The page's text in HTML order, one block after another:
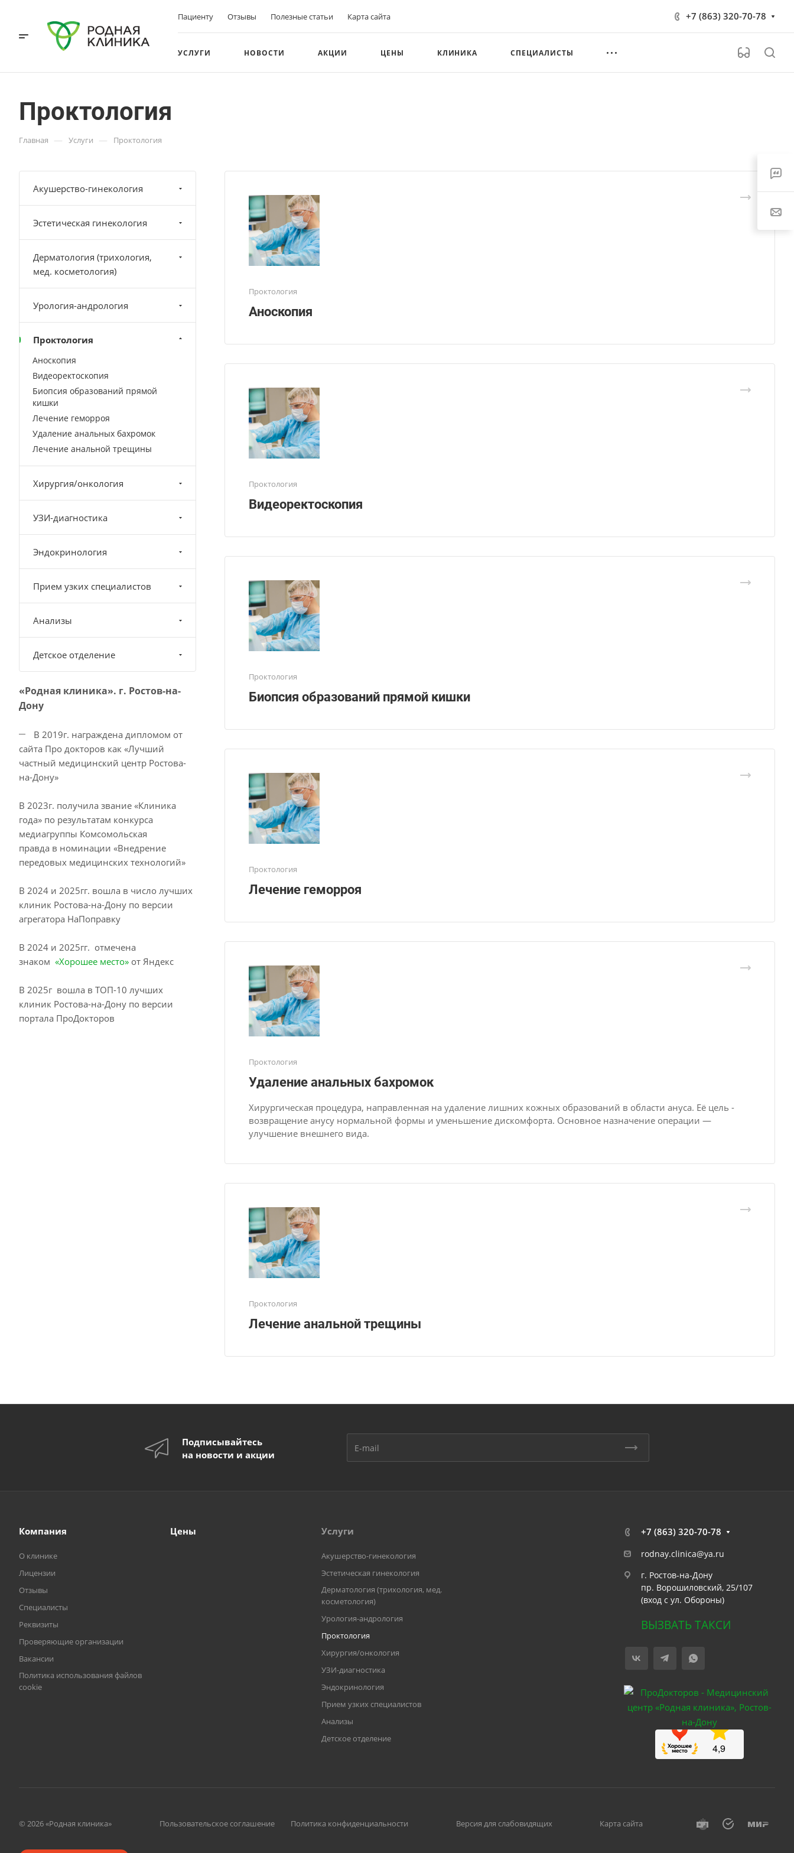
Пациенту Отзывы Полезные статьи Карта сайта +7 (863) 320-70-78
УСЛУГИ НОВОСТИ АКЦИИ ЦЕНЫ КЛИНИКА СПЕЦИАЛИСТЫ
Проктология
Главная — Услуги — Проктология
Проктология
Аноскопия
Проктология
Видеоректоскопия
Проктология
Биопсия образований прямой кишки
Проктология
Лечение геморроя
Проктология
Удаление анальных бахромок
Хирургическая процедура, направленная на удаление лишних кожных образований в области ануса. Её цель -
возвращение анусу нормальной формы и уменьшение дискомфорта. Основное назначение операции —
улучшение внешнего вида.
Проктология
Лечение анальной трещины
Акушерство-гинекология
Эстетическая гинекология
Дерматология (трихология,
мед. косметология)
Урология-андрология
Проктология
Аноскопия
Видеоректоскопия
Биопсия образований прямой
кишки
Лечение геморроя
Удаление анальных бахромок
Лечение анальной трещины
Хирургия/онкология
УЗИ-диагностика
Эндокринология
Прием узких специалистов
Анализы
Детское отделение
«Родная клиника». г. Ростов-на-
Дону
В 2019г. награждена дипломом от
сайта Про докторов как «Лучший
частный медицинский центр Ростова-
на-Дону»
В 2023г. получила звание «Клиника
года» по результатам конкурса
медиагруппы Комсомольская
правда в номинации «Внедрение
передовых медицинских технологий»
В 2024 и 2025гг. вошла в число лучших
клиник Ростова-на-Дону по версии
агрегатора НаПоправку
В 2024 и 2025гг. отмечена
знаком «Хорошее место» от Яндекс
В 2025г вошла в ТОП-10 лучших
клиник Ростова-на-Дону по версии
портала ПроДокторов
Подписывайтесь
на новости и акции
Компания
О клинике
Лицензии
Отзывы
Специалисты
Реквизиты
Проверяющие организации
Вакансии
Политика использования файлов
cookie
Цены Услуги
Акушерство-гинекология
Эстетическая гинекология
Дерматология (трихология, мед.
косметология)
Урология-андрология
Проктология
Хирургия/онкология
УЗИ-диагностика
Эндокринология
Прием узких специалистов
Анализы
Детское отделение
+7 (863) 320-70-78
rodnay.clinica@ya.ru
г. Ростов-на-Дону
пр. Ворошиловский, 25/107
(вход с ул. Обороны)
ВЫЗВАТЬ ТАКСИ
© 2026 «Родная клиника» Пользовательское соглашение Политика конфиденциальности Версия для слабовидящих Карта сайта